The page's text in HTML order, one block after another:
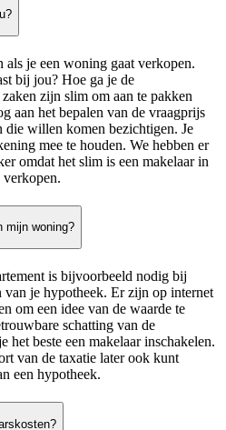
als je een woning gaat verkopen.
bij jou? Hoe ga je de
zijn slim om aan te pakken
aan het bepalen van de vraagprijs
die willen komen bezichtigen. Je
mee te houden. We hebben er
omdat het slim is een makelaar in
mijn woning?
is bijvoorbeeld nodig bij
van je hypotheek. Er zijn op internet
om een idee van de waarde te
schatting van de
beste een makelaar inschakelen.
van de taxatie later ook kunt
een hypotheek.